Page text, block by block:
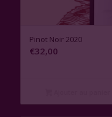
Pinot Noir 2020
€32,00